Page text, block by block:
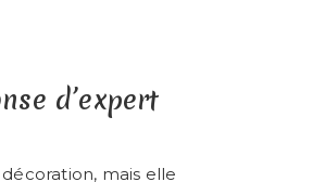
d’expert
mais elle